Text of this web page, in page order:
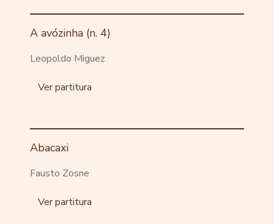
A avózinha (n. 4)
Leopoldo Miguez
Ver partitura
Abacaxi
Fausto Zosne
Ver partitura